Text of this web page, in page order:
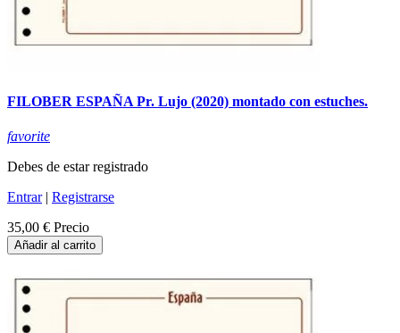
FILOBER ESPAÑA Pr. Lujo (2020) montado con estuches.
favorite
Debes de estar registrado
Entrar| Registrarse
35,00 € Precio
Añadir al carrito